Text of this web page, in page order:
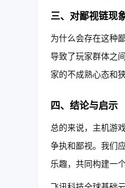
三、对鄙视链现
为什么会存在这种
导致了玩家群体之
家的不成熟心态和狭
四、结论与启示
总的来说，主机游
争执和鄙视。我们
乐趣，共同构建一